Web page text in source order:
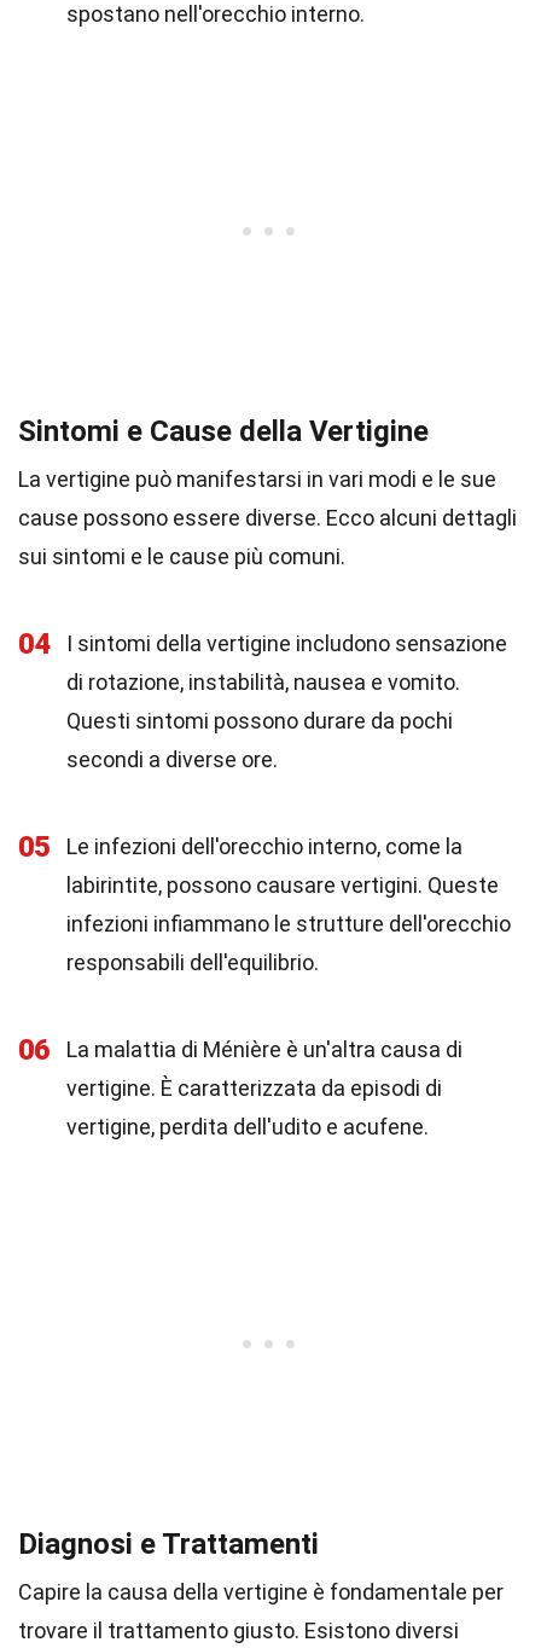
spostano nell'orecchio interno.
Sintomi e Cause della Vertigine
La vertigine può manifestarsi in vari modi e le sue
cause possono essere diverse. Ecco alcuni dettagli
sui sintomi e le cause più comuni.
04
I sintomi della vertigine includono sensazione
di rotazione, instabilità, nausea e vomito.
Questi sintomi possono durare da pochi
secondi a diverse ore.
05
Le infezioni dell'orecchio interno, come la
labirintite, possono causare vertigini. Queste
infezioni infiammano le strutture dell'orecchio
responsabili dell'equilibrio.
06
La malattia di Ménière è un'altra causa di
vertigine. È caratterizzata da episodi di
vertigine, perdita dell'udito e acufene.
Diagnosi e Trattamenti
Capire la causa della vertigine è fondamentale per
trovare il trattamento giusto. Esistono diversi